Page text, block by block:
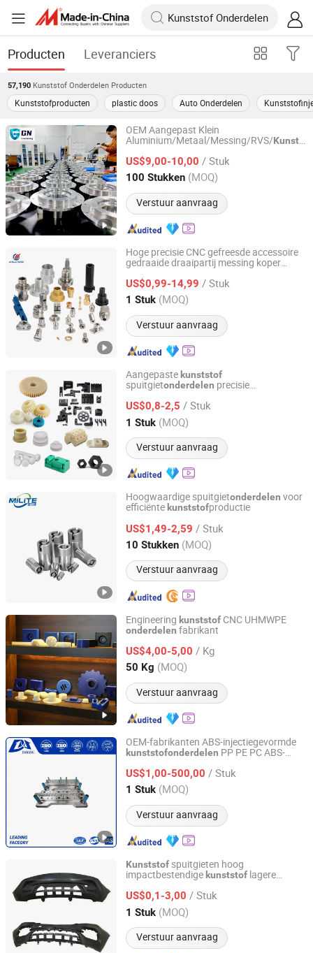
Producten Leveranciers
57,190 Kunststof Onderdelen Producten
Kunststofproducten plastic doos Auto Onderdelen
OEM Aangepast Klein
Aluminium/Metaal/Messing/RVS/
Draaien/Frezen/Schuren/EDM/Gewerkte/
Bewerking
Onderdelen
US$9,00-10,00 / Stuk
100 Stukken (MOQ)
Verstuur aanvraag
Dongguan Guanneng Automation Technology
Development Co., Ltd.
Guangdong, China Sinds 2023
Hoge precisie CNC gefreesde accessoire
gedraaide draaipartij messing koper
prototype op maat gemaakte
voor medische luchtvaart
US$0,99-14,99 / Stuk
1 Stuk (MOQ)
Verstuur aanvraag
Suzhou Jinquan Jinggong Electronics Co., Ltd.
Jiangsu, China Sinds 2022
Aangepaste kunststof
spuitgietonderdelen precisie
US$0,8-2,5 / Stuk
1 Stuk (MOQ)
Verstuur aanvraag
Shenzhen Bergek Technology Co., Ltd.
Guangdong, China Sinds 2019
Hoogwaardige spuitgietonderdelen voor
efficiënte kunststofproductie
US$1,49-2,59 / Stuk
10 Stukken (MOQ)
Verstuur aanvraag
Wenzhou Jiangdun Metal Co., Ltd.
Zhejiang, China Sinds 2024
Engineering kunststof CNC UHMWPE
onderdelen fabrikant
US$4,00-5,00 / Kg
50 Kg (MOQ)
Verstuur aanvraag
Dezhou Hesheng Plastic Co., Ltd.
Shandong, China Sinds 2020
OEM-fabrikanten ABS-injectiegevormde
kunststofonderdelen PP PE PC ABS-
US$1,00-500,00 / Stuk
1 Stuk (MOQ)
Verstuur aanvraag
Dongguan Da Wang Precision Mould Co., Ltd.
Guangdong, China Sinds 2025
Kunststofspuitgieten hoog
impactbestendige kunststof lagere
commerciële voertuig voorzijde
onderdelen
US$0,1-3,00 / Stuk
1 Stuk (MOQ)
Verstuur aanvraag
Xiamen Papler Technology Co., Ltd.
Sinds 2022